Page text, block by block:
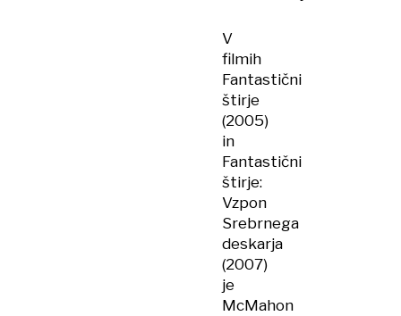
V
filmih
Fantastični
štirje
(2005)
in
Fantastični
štirje:
Vzpon
Srebrnega
deskarja
(2007)
je
McMahon